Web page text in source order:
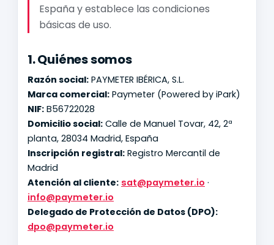
España y establece las condiciones
básicas de uso.
1. Quiénes somos
Razón social: PAYMETER IBÉRICA, S.L.
Marca comercial: Paymeter (Powered by iPark)
NIF: B56722028
Domicilio social: Calle de Manuel Tovar, 42, 2ª
planta, 28034 Madrid, España
Inscripción registral: Registro Mercantil de
Madrid
Atención al cliente: sat@paymeter.io ·
info@paymeter.io
Delegado de Protección de Datos (DPO):
dpo@paymeter.io